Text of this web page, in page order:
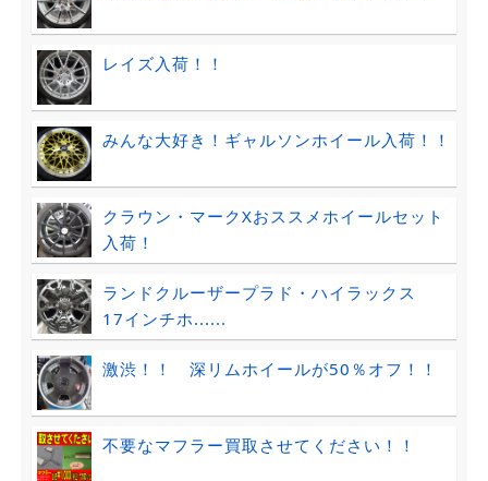
レイズ入荷！！
みんな大好き！ギャルソンホイール入荷！！
クラウン・マークXおススメホイールセット
入荷！
ランドクルーザープラド・ハイラックス
17インチホ......
激渋！！ 深リムホイールが50％オフ！！
不要なマフラー買取させてください！！